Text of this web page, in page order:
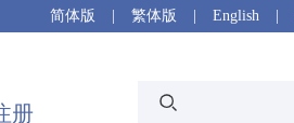
简体版 繁体版 English